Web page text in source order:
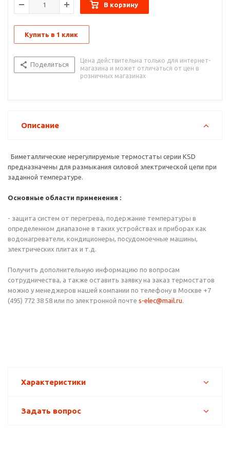
сотрудничества, а также оставить заявку на заказ
телефону в Москве +7 (495) 772 38 58 или по электронной
почтеs-elec@mail.ru
В корзину
Купить в 1 клик
Поделиться
Цена действительна только для интернет-
магазина и может отличаться от цен в
розничных магазинах
Описание
Биметаллические нерегулируемые термостаты серии KSD
предназначены для размыкания силовой электрической цепи при
заданной температуре.
Основные области применения :
- защита систем от перегрева, подержание температуры в
определенном диапазоне в таких устройствах и приборах как
водонагреватели, кондиционеры, посудомоечные машины,
электрических плитах и т.д.
Получить дополнительную информацию по вопросам
сотрудничества, а также оставить заявку на заказ термостатов
можно у менеджеров нашей компании по телефону в Москве +7
(495) 772 38 58 или по электронной почте s-elec@mail.ru.
Характеристики
Задать вопрос